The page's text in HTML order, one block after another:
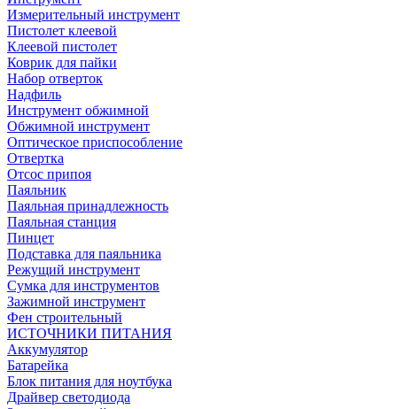
Измерительный инструмент
Пистолет клеевой
Клеевой пистолет
Коврик для пайки
Набор отверток
Надфиль
Инструмент обжимной
Обжимной инструмент
Оптическое приспособление
Отвертка
Отсос припоя
Паяльник
Паяльная принадлежность
Паяльная станция
Пинцет
Подставка для паяльника
Режущий инструмент
Сумка для инструментов
Зажимной инструмент
Фен строительный
ИСТОЧНИКИ ПИТАНИЯ
Аккумулятор
Батарейка
Блок питания для ноутбука
Драйвер светодиода